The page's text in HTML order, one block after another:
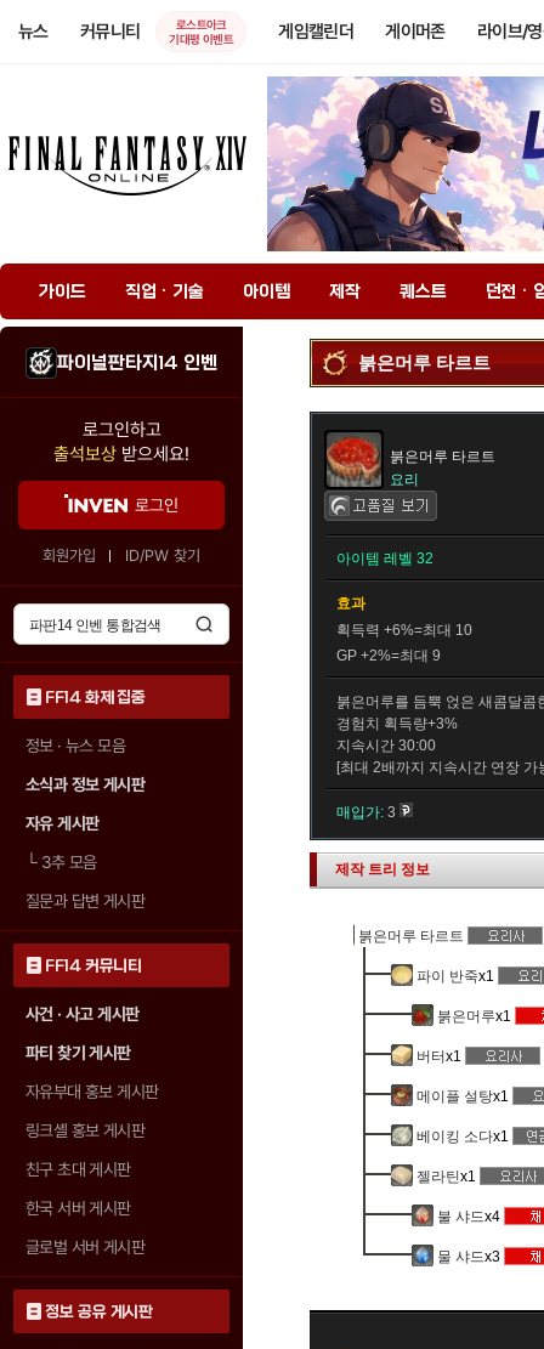
뉴스 커뮤니티
로스트아크
기대평 이벤트
게임캘린더 게이머존 라이브/
가이드 직업 · 기술 아이템 제작 퀘스트 던전 ·
파이널판타지14 인벤
로그인하고
출석보상 받으세요!
로그인
회원가입 ID/PW 찾기
FF14 화제 집중
정보 · 뉴스 모음
소식과 정보 게시판
자유 게시판
└3추 모음
질문과 답변 게시판
FF14 커뮤니티
사건 · 사고 게시판
파티 찾기 게시판
자유부대 홍보 게시판
링크셸 홍보 게시판
친구 초대 게시판
한국 서버 게시판
글로벌 서버 게시판
정보 공유 게시판
붉은머루 타르트
붉은머루 타르트
요리
아이템 레벨 32
효과
획득력 +6%=최대 10
GP +2%=최대 9
붉은머루를 듬뿍 얹은 새콤달콤
경험치 획득량+3%
지속시간 30:00
[최대 2배까지 지속시간 연장 가
매입가: 3
제작 트리 정보
붉은머루 타르트
파이 반죽x1
붉은머루x1
버터x1
메이플 설탕x1
베이킹 소다x1
젤라틴x1
불 샤드x4
물 샤드x3